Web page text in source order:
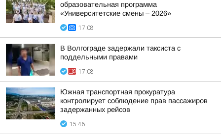
образовательная программа
«Университетские смены – 2026»
17:08
В Волгограде задержали таксиста с
поддельными правами
17:08
Южная транспортная прокуратура
контролирует соблюдение прав пассажиров
задержанных рейсов
15:46